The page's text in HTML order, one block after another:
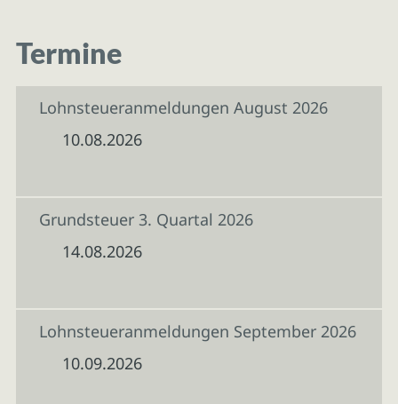
Termine
Lohnsteueranmeldungen August 2026
10.08.2026
Grundsteuer 3. Quartal 2026
14.08.2026
Lohnsteueranmeldungen September 2026
10.09.2026